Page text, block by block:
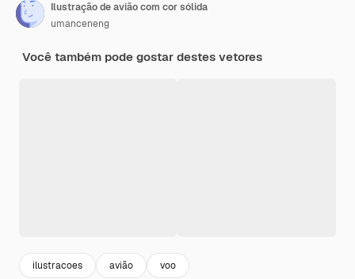
Ilustração de avião com cor sólida
umanceneng
Você também pode gostar destes vetores
ilustracoes avião voo